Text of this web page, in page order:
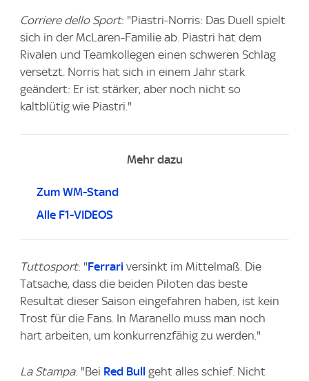
Corriere dello Sport: "Piastri-Norris: Das Duell spielt
sich in der McLaren-Familie ab. Piastri hat dem
Rivalen und Teamkollegen einen schweren Schlag
versetzt. Norris hat sich in einem Jahr stark
geändert: Er ist stärker, aber noch nicht so
kaltblütig wie Piastri."
Mehr dazu
Zum WM-Stand
Alle F1-VIDEOS
Tuttosport: "Ferrari versinkt im Mittelmaß. Die
Tatsache, dass die beiden Piloten das beste
Resultat dieser Saison eingefahren haben, ist kein
Trost für die Fans. In Maranello muss man noch
hart arbeiten, um konkurrenzfähig zu werden."
La Stampa: "Bei Red Bull geht alles schief. Nicht